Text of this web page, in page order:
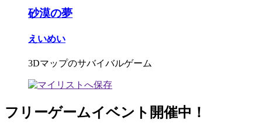
砂漠の夢
えいめい
3Dマップのサバイバルゲーム
フリーゲームイベント開催中！